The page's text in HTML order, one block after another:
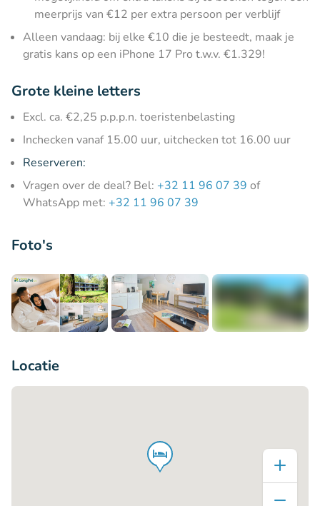
meerprijs van €12 per extra persoon per verblijf
Alleen vandaag: bij elke €10 die je besteedt, maak je
gratis kans op een iPhone 17 Pro t.w.v. €1.329!
Grote kleine letters
Excl. ca. €2,25 p.p.p.n. toeristenbelasting
Inchecken vanaf 15.00 uur, uitchecken tot 16.00 uur
Reserveren:
Vragen over de deal? Bel: +32 11 96 07 39 of
WhatsApp met: +32 11 96 07 39
Foto's
Locatie